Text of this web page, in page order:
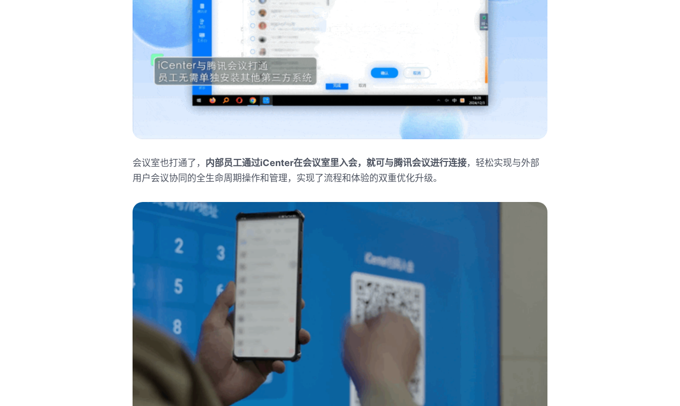
会议室也打通了， 内部员工通过iCenter在会议室里入会，就可与腾讯会议进行连接，轻松实现与外部
用户会议协同的全生命周期操作和管理，实现了流程和体验的双重优化升级。